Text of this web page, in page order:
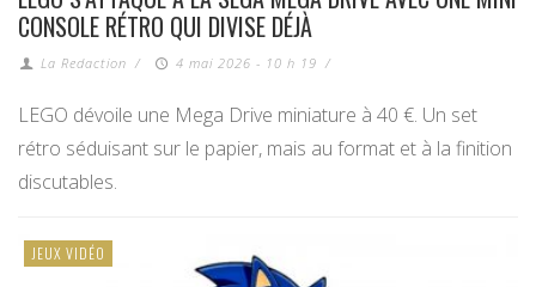
CONSOLE RÉTRO QUI DIVISE DÉJÀ
La Redaction / 4 mai 2026 - 10 h 19 /
LEGO dévoile une Mega Drive miniature à 40 €. Un set
rétro séduisant sur le papier, mais au format et à la finition
discutables.
JEUX VIDÉO